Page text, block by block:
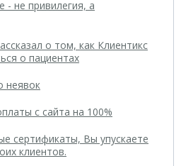
не привилегия, а
о том, как Клиентикс
о пациентах
неявок
с сайта на 100%
сертификаты, Вы упускаете
клиентов.